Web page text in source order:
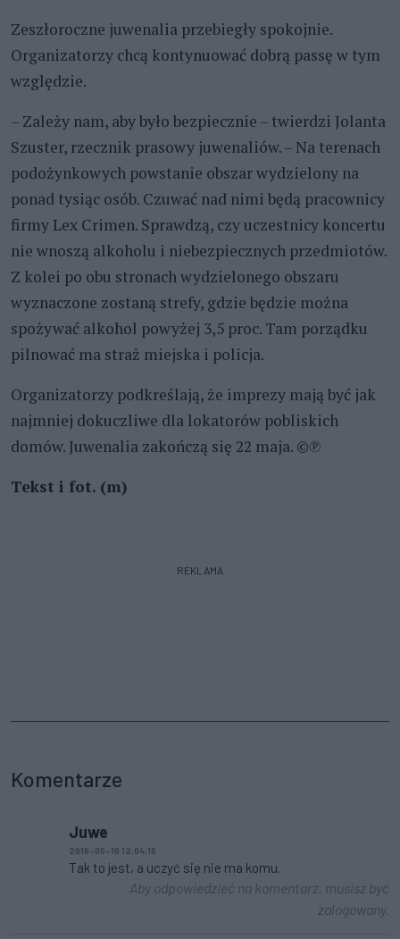
Zeszłoroczne juwenalia przebiegły spokojnie.
Organizatorzy chcą kontynuować dobrą passę w tym
względzie.
– Zależy nam, aby było bezpiecznie – twierdzi Jolanta
Szuster, rzecznik prasowy juwenaliów. – Na terenach
podożynkowych powstanie obszar wydzielony na
ponad tysiąc osób. Czuwać nad nimi będą pracownicy
firmy Lex Crimen. Sprawdzą, czy uczestnicy koncertu
nie wnoszą alkoholu i niebezpiecznych przedmiotów.
Z kolei po obu stronach wydzielonego obszaru
wyznaczone zostaną strefy, gdzie będzie można
spożywać alkohol powyżej 3,5 proc. Tam porządku
pilnować ma straż miejska i policja.
Organizatorzy podkreślają, że imprezy mają być jak
najmniej dokuczliwe dla lokatorów pobliskich
domów. Juwenalia zakończą się 22 maja. ©℗
Tekst i fot. (m)
REKLAMA
Komentarze
Juwe
2016-05-16 12:04:16
Tak to jest, a uczyć się nie ma komu.
Aby odpowiedzieć na komentarz, musisz być
zalogowany.